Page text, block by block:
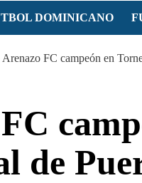
DOMINICANO
Arenazo FC campeón en
de